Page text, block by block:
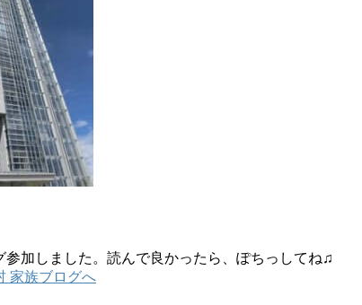
参加しました。読んで良かったら、ぽちっしてね♫